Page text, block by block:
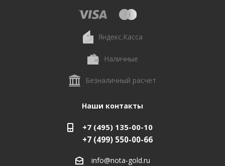
Яндекс.Касса
Наличные
Безналичный расчет
Наши контакты
+7 (495) 135-00-10
+7 (499) 550-00-66
info@nota-gold.ru